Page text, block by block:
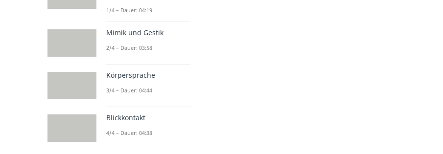
1/4 – Dauer: 04:19
Mimik und Gestik
2/4 – Dauer: 03:58
Körpersprache
3/4 – Dauer: 04:44
Blickkontakt
4/4 – Dauer: 04:38